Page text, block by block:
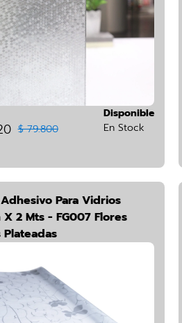
$ 79.800
Disponible
En Stock
Para Vidrios
X 2 Mts - FG007 Flores
Plateadas